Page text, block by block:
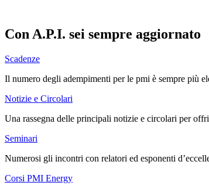
Con A.P.I. sei sempre aggiornato
Scadenze
Il numero degli adempimenti per le pmi è sempre più
Notizie e Circolari
Una rassegna delle principali notizie e circolari per
Seminari
Numerosi gli incontri con relatori ed esponenti
Corsi PMI Energy